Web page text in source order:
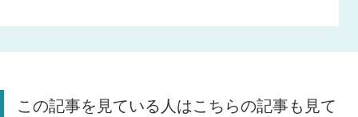
この記事を見ている人はこちらの記事も見て